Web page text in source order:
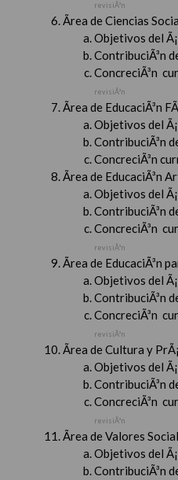
revisiÃ³n
Ãrea de Ciencias
Objetivos del
ContribuciÃ³n
ConcreciÃ³n
revisiÃ³n
Ãrea de EducaciÃ³n
Objetivos del
ContribuciÃ³n
ConcreciÃ³n
Ãrea de EducaciÃ³n
Objetivos del
ContribuciÃ³n
ConcreciÃ³n
revisiÃ³n
Ãrea de EducaciÃ³n
Objetivos del
ContribuciÃ³n
ConcreciÃ³n
revisiÃ³n
Ãrea de Cultura y
Objetivos del
ContribuciÃ³n
ConcreciÃ³n
revisiÃ³n
Ãrea de Valores
Objetivos del
ContribuciÃ³n